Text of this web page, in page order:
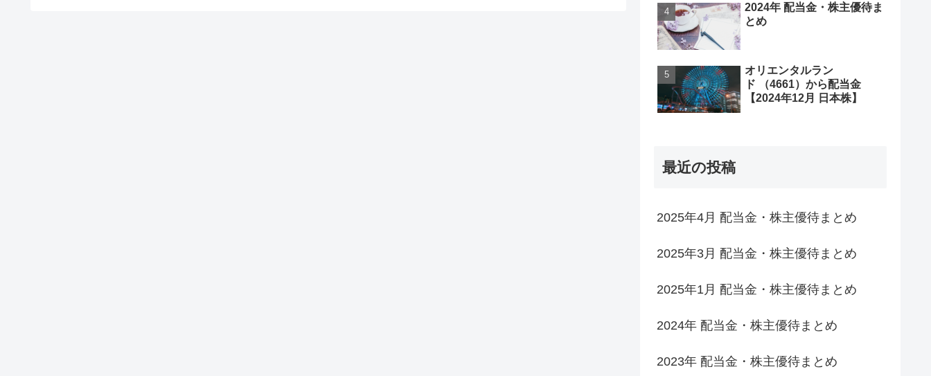
2024年 配当金・株主優待ま
とめ
オリエンタルラン
ド （4661）から配当金
【2024年12月 日本株】
最近の投稿
2025年4月 配当金・株主優待まとめ
2025年3月 配当金・株主優待まとめ
2025年1月 配当金・株主優待まとめ
2024年 配当金・株主優待まとめ
2023年 配当金・株主優待まとめ